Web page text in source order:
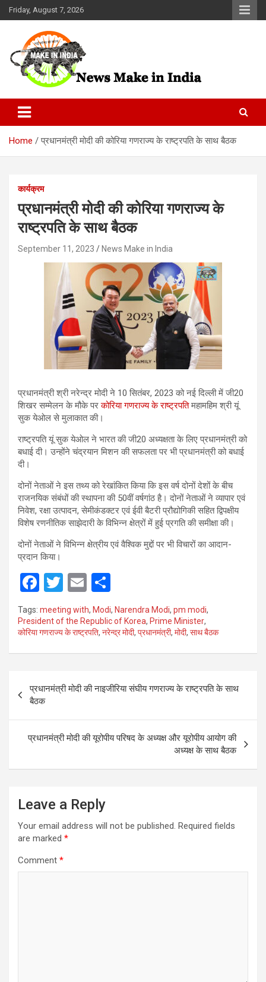
Skip
to
Friday, August 7, 2026
News Make In india
Home प्रधानमंत्री मोदी की कोरिया गणराज्य के राष्ट्रपति के साथ बैठक
कार्यक्रम
प्रधानमंत्री मोदी की कोरिया गणराज्य के
राष्ट्रपति के साथ बैठक
September 11, 2023 News Make in India
प्रधानमंत्री श्री नरेन्द्र मोदी ने 10 सितंबर, 2023 को नई दिल्ली में जी20
शिखर सम्मेलन के मौके परकोरिया गणराज्य के राष्ट्रपतिमहामहिम श्री यूं
सुक येओल से मुलाकात की।
राष्ट्रपति यूं सुक येओल ने भारत की जी20 अध्यक्षता के लिए प्रधानमंत्री को
बधाई दी। उन्होंने चंद्रयान मिशन की सफलता पर भी प्रधानमंत्री को बधाई
दी।
दोनों नेताओं ने इस तथ्य को रेखांकित किया कि इस वर्ष दोनों देशों के बीच
राजनयिक संबंधों की स्थापना की 50वीं वर्षगांठ है। दोनों नेताओं ने व्यापार एवं
निवेश, रक्षा उत्पादन, सेमीकंडक्टर एवं ईवी बैटरी प्रौद्योगिकी सहित द्विपक्षीय
विशेष रणनीतिक साझेदारी के विभिन्न क्षेत्रों में हुई प्रगति की समीक्षा की।
दोनों नेताओं ने विभिन्न क्षेत्रीय एवं वैश्विक मुद्दों पर भी विचारों का आदान-
प्रदान किया।
F
ce
b
o
k
T
wi
tt
er
E
m
ail
h
ar
e
Tags: meeting with, Modi, Narendra Modi, pm modi,
President of the Republic of Korea, Prime Minister,
कोरिया गणराज्य के राष्ट्रपति, नरेन्द्र मोदी, प्रधानमंत्री, मोदी, साथ बैठक
navigation
प्रधानमंत्री मोदी की नाइजीरिया संघीय गणराज्य के राष्ट्रपति के साथ
बैठक
प्रधानमंत्री मोदी की यूरोपीय परिषद के अध्यक्ष और यूरोपीय आयोग की
अध्यक्ष के साथ बैठक
Leave a Reply
Your email address will not be published. Required fields
are marked *
Comment *